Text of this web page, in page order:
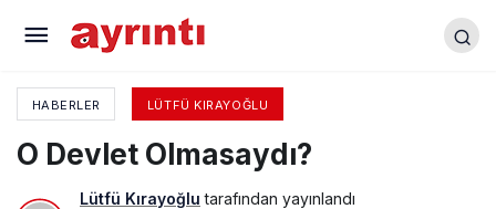
HABERLER LÜTFÜ KIRAYOĞLU
O Devlet Olmasaydı?
Lütfü Kırayoğlu tarafından yayınlandı
12 Eylül Sürüyor